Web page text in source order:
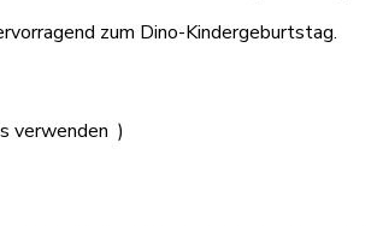
verwenden )